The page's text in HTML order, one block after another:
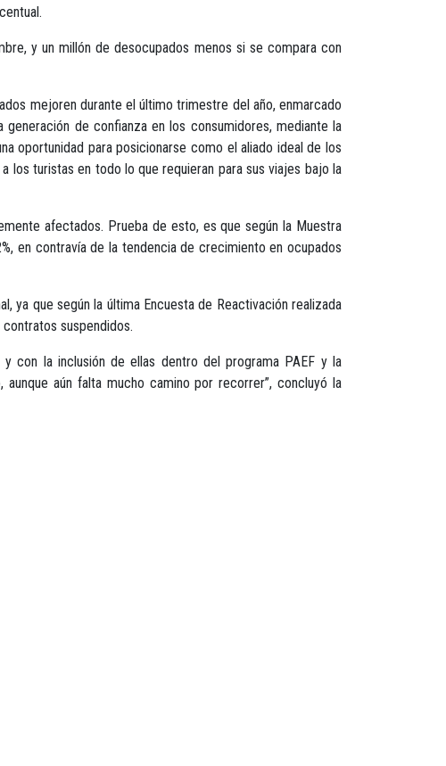
y un millón de desocupados menos si se compara con
mejoren durante el último trimestre del año, enmarcado
de confianza en los consumidores, mediante la
oportunidad para posicionarse como el aliado ideal de los
los turistas en todo lo que requieran para sus viajes bajo la
afectados. Prueba de esto, es que según la Muestra
en contravía de la tendencia de crecimiento en ocupados
ya que según la última Encuesta de Reactivación realizada
suspendidos.
con la inclusión de ellas dentro del programa PAEF y la
aún falta mucho camino por recorrer”, concluyó la